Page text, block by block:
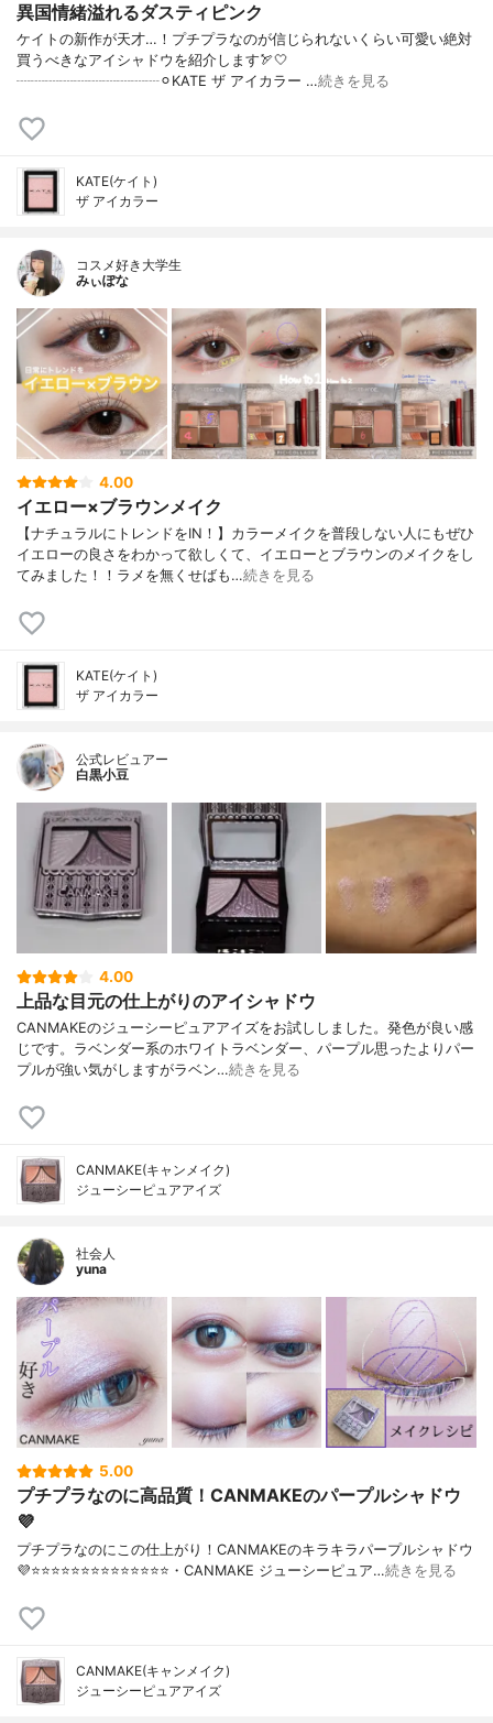
異国情緒溢れるダスティピンク
ケイトの新作が天才…！プチプラなのが信じられないくらい可愛い絶対
買うべきなアイシャドウを紹介します🏹🤍
┈┈┈┈┈┈┈┈┈┈⚪︎KATE ザ アイカラー …続きを見る
KATE(ケイト)
ザ アイカラー
コスメ好き大学生
みぃぽな
4.00
イエロー×ブラウンメイク
【ナチュラルにトレンドをIN！】カラーメイクを普段しない人にもぜひ
イエローの良さをわかって欲しくて、イエローとブラウンのメイクをし
てみました！！ラメを無くせばも…続きを見る
KATE(ケイト)
ザ アイカラー
公式レビュアー
白黒小豆
4.00
上品な目元の仕上がりのアイシャドウ
CANMAKEのジューシーピュアアイズをお試ししました。発色が良い感
じです。ラベンダー系のホワイトラベンダー、パープル思ったよりパー
プルが強い気がしますがラベン…続きを見る
CANMAKE(キャンメイク)
ジューシーピュアアイズ
社会人
yuna
5.00
プチプラなのに高品質！CANMAKEのパープルシャドウ
💜
プチプラなのにこの仕上がり！CANMAKEのキラキラパープルシャドウ
💜⭐️⭐️⭐️⭐️⭐️⭐️⭐️⭐️⭐️⭐️⭐️⭐️⭐️⭐️・CANMAKE ジューシーピュア…続きを見る
CANMAKE(キャンメイク)
ジューシーピュアアイズ